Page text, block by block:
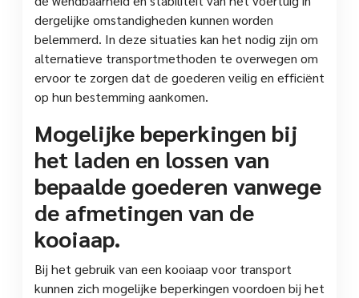
dergelijke omstandigheden kunnen worden
belemmerd. In deze situaties kan het nodig zijn om
alternatieve transportmethoden te overwegen om
ervoor te zorgen dat de goederen veilig en efficiënt
op hun bestemming aankomen.
Mogelijke beperkingen bij
het laden en lossen van
bepaalde goederen vanwege
de afmetingen van de
kooiaap.
Bij het gebruik van een kooiaap voor transport
kunnen zich mogelijke beperkingen voordoen bij het